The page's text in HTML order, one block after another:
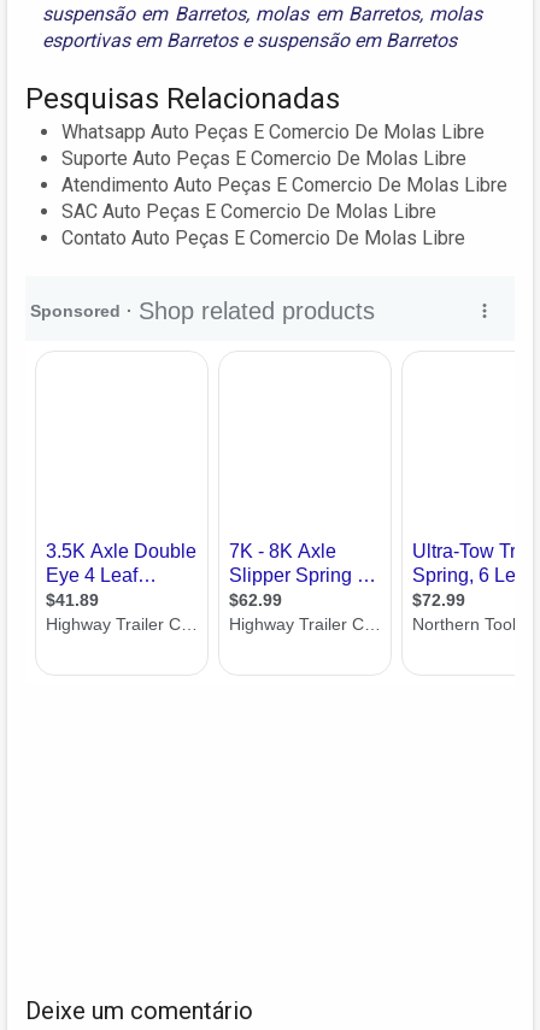
suspensão em Barretos, molas em Barretos, molas
esportivas em Barretosesuspensão em Barretos
Pesquisas Relacionadas
Whatsapp Auto Peças E Comercio De Molas Libre
Suporte Auto Peças E Comercio De Molas Libre
Atendimento Auto Peças E Comercio De Molas Libre
SAC Auto Peças E Comercio De Molas Libre
Contato Auto Peças E Comercio De Molas Libre
Deixe um comentário